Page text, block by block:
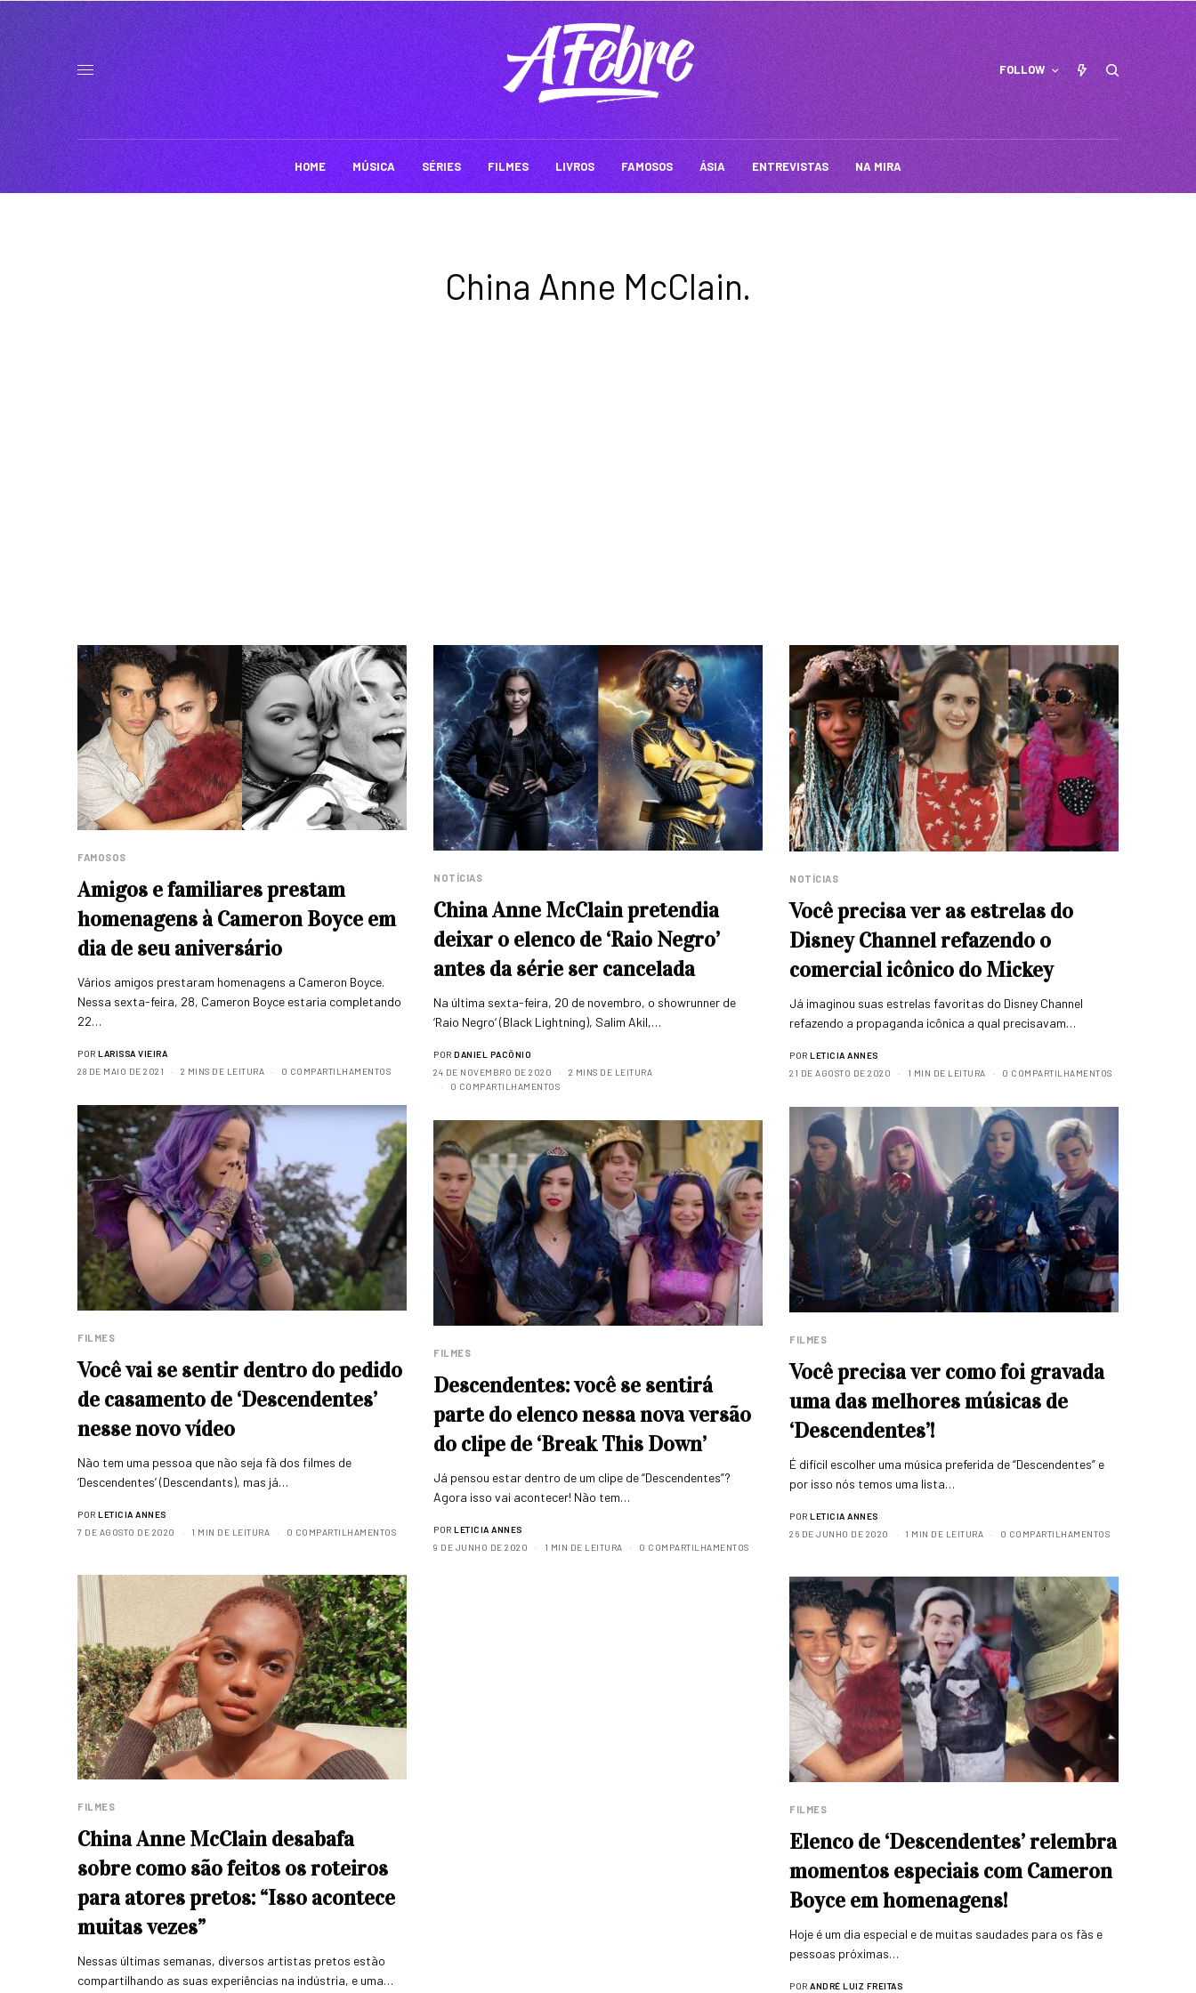
FOLLOW
HOME MÚSICA SÉRIES FILMES LIVROS FAMOSOS ÁSIA ENTREVISTAS NA MIRA
China Anne McClain.
FAMOSOS
Amigos e familiares prestam
homenagens à Cameron Boyce em
dia de seu aniversário
Vários amigos prestaram homenagens a Cameron Boyce.
Nessa sexta-feira, 28, Cameron Boyce estaria completando
22…
POR LARISSA VIEIRA
28 DE MAIO DE 2021
2 MINS DE LEITURA 0 COMPARTILHAMENTOS
NOTÍCIAS
China Anne McClain pretendia
deixar o elenco de ‘Raio Negro’
antes da série ser cancelada
Na última sexta-feira, 20 de novembro, o showrunner de
‘Raio Negro‘ (Black Lightning), Salim Akil,…
POR DANIEL PACÔNIO
24 DE NOVEMBRO DE 2020
2 MINS DE LEITURA
0 COMPARTILHAMENTOS
NOTÍCIAS
Você precisa ver as estrelas do
Disney Channel refazendo o
comercial icônico do Mickey
Já imaginou suas estrelas favoritas do Disney Channel
refazendo a propaganda icônica a qual precisavam…
POR LETICIA ANNES
21 DE AGOSTO DE 2020
1 MIN DE LEITURA 0 COMPARTILHAMENTOS
FILMES
Você vai se sentir dentro do pedido
de casamento de ‘Descendentes’
nesse novo vídeo
Não tem uma pessoa que não seja fã dos filmes de
‘Descendentes’ (Descendants), mas já…
POR LETICIA ANNES
7 DE AGOSTO DE 2020
1 MIN DE LEITURA 0 COMPARTILHAMENTOS
FILMES
Você precisa ver como foi gravada
uma das melhores músicas de
‘Descendentes’!
É difícil escolher uma música preferida de “Descendentes” e
por isso nós temos uma lista…
POR LETICIA ANNES
26 DE JUNHO DE 2020
1 MIN DE LEITURA 0 COMPARTILHAMENTOS
FILMES
Descendentes: você se sentirá
parte do elenco nessa nova versão
do clipe de ‘Break This Down’
Já pensou estar dentro de um clipe de “Descendentes”?
Agora isso vai acontecer! Não tem…
POR LETICIA ANNES
9 DE JUNHO DE 2020
1 MIN DE LEITURA 0 COMPARTILHAMENTOS
FILMES
China Anne McClain desabafa
sobre como são feitos os roteiros
para atores pretos: “Isso acontece
muitas vezes”
Nessas últimas semanas, diversos artistas pretos estão
compartilhando as suas experiências na indústria, e uma…
FILMES
Elenco de ‘Descendentes’ relembra
momentos especiais com Cameron
Boyce em homenagens!
Hoje é um dia especial e de muitas saudades para os fãs e
pessoas próximas…
POR ANDRÉ LUIZ FREITAS